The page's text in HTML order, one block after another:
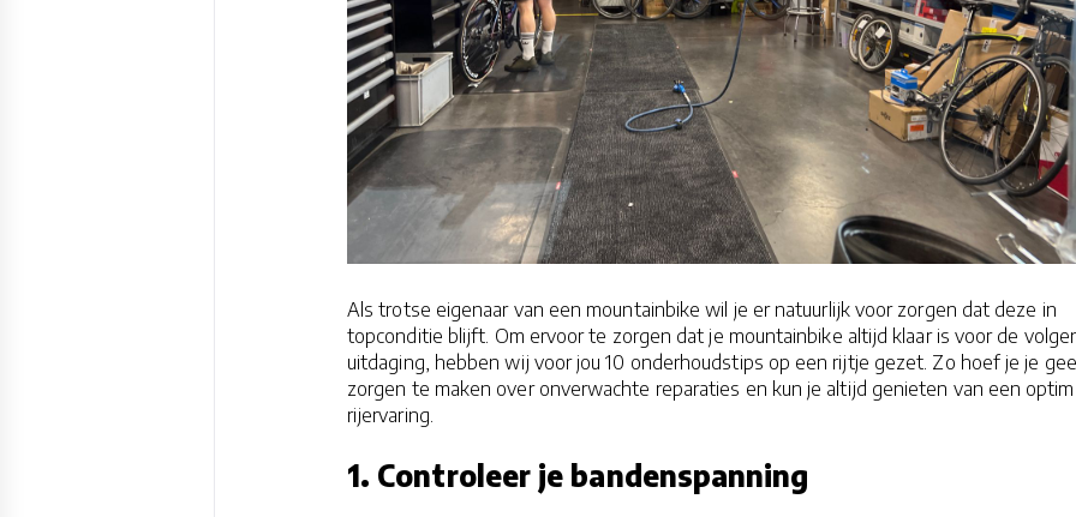
Als trotse eigenaar van een mountainbike wil je er natuurlijk voor zorgen dat deze in
topconditie blijft. Om ervoor te zorgen dat je mountainbike altijd klaar is voor de
uitdaging, hebben wij voor jou 10 onderhoudstips op een rijtje gezet. Zo hoef je je
zorgen te maken over onverwachte reparaties en kun je altijd genieten van een
rijervaring.
1. Controleer je bandenspanning